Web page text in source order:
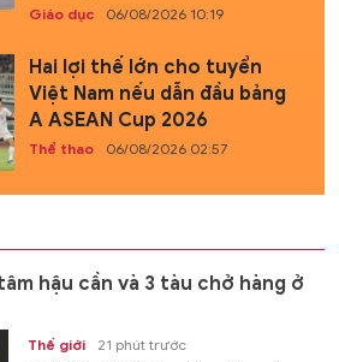
Giáo dục 06/08/2026 10:19
Hai lợi thế lớn cho tuyển
Việt Nam nếu dẫn đầu bảng
A ASEAN Cup 2026
Thể thao 06/08/2026 02:57
hậu cần và 3 tàu chở hàng ở
Thế giới 21 phút trước